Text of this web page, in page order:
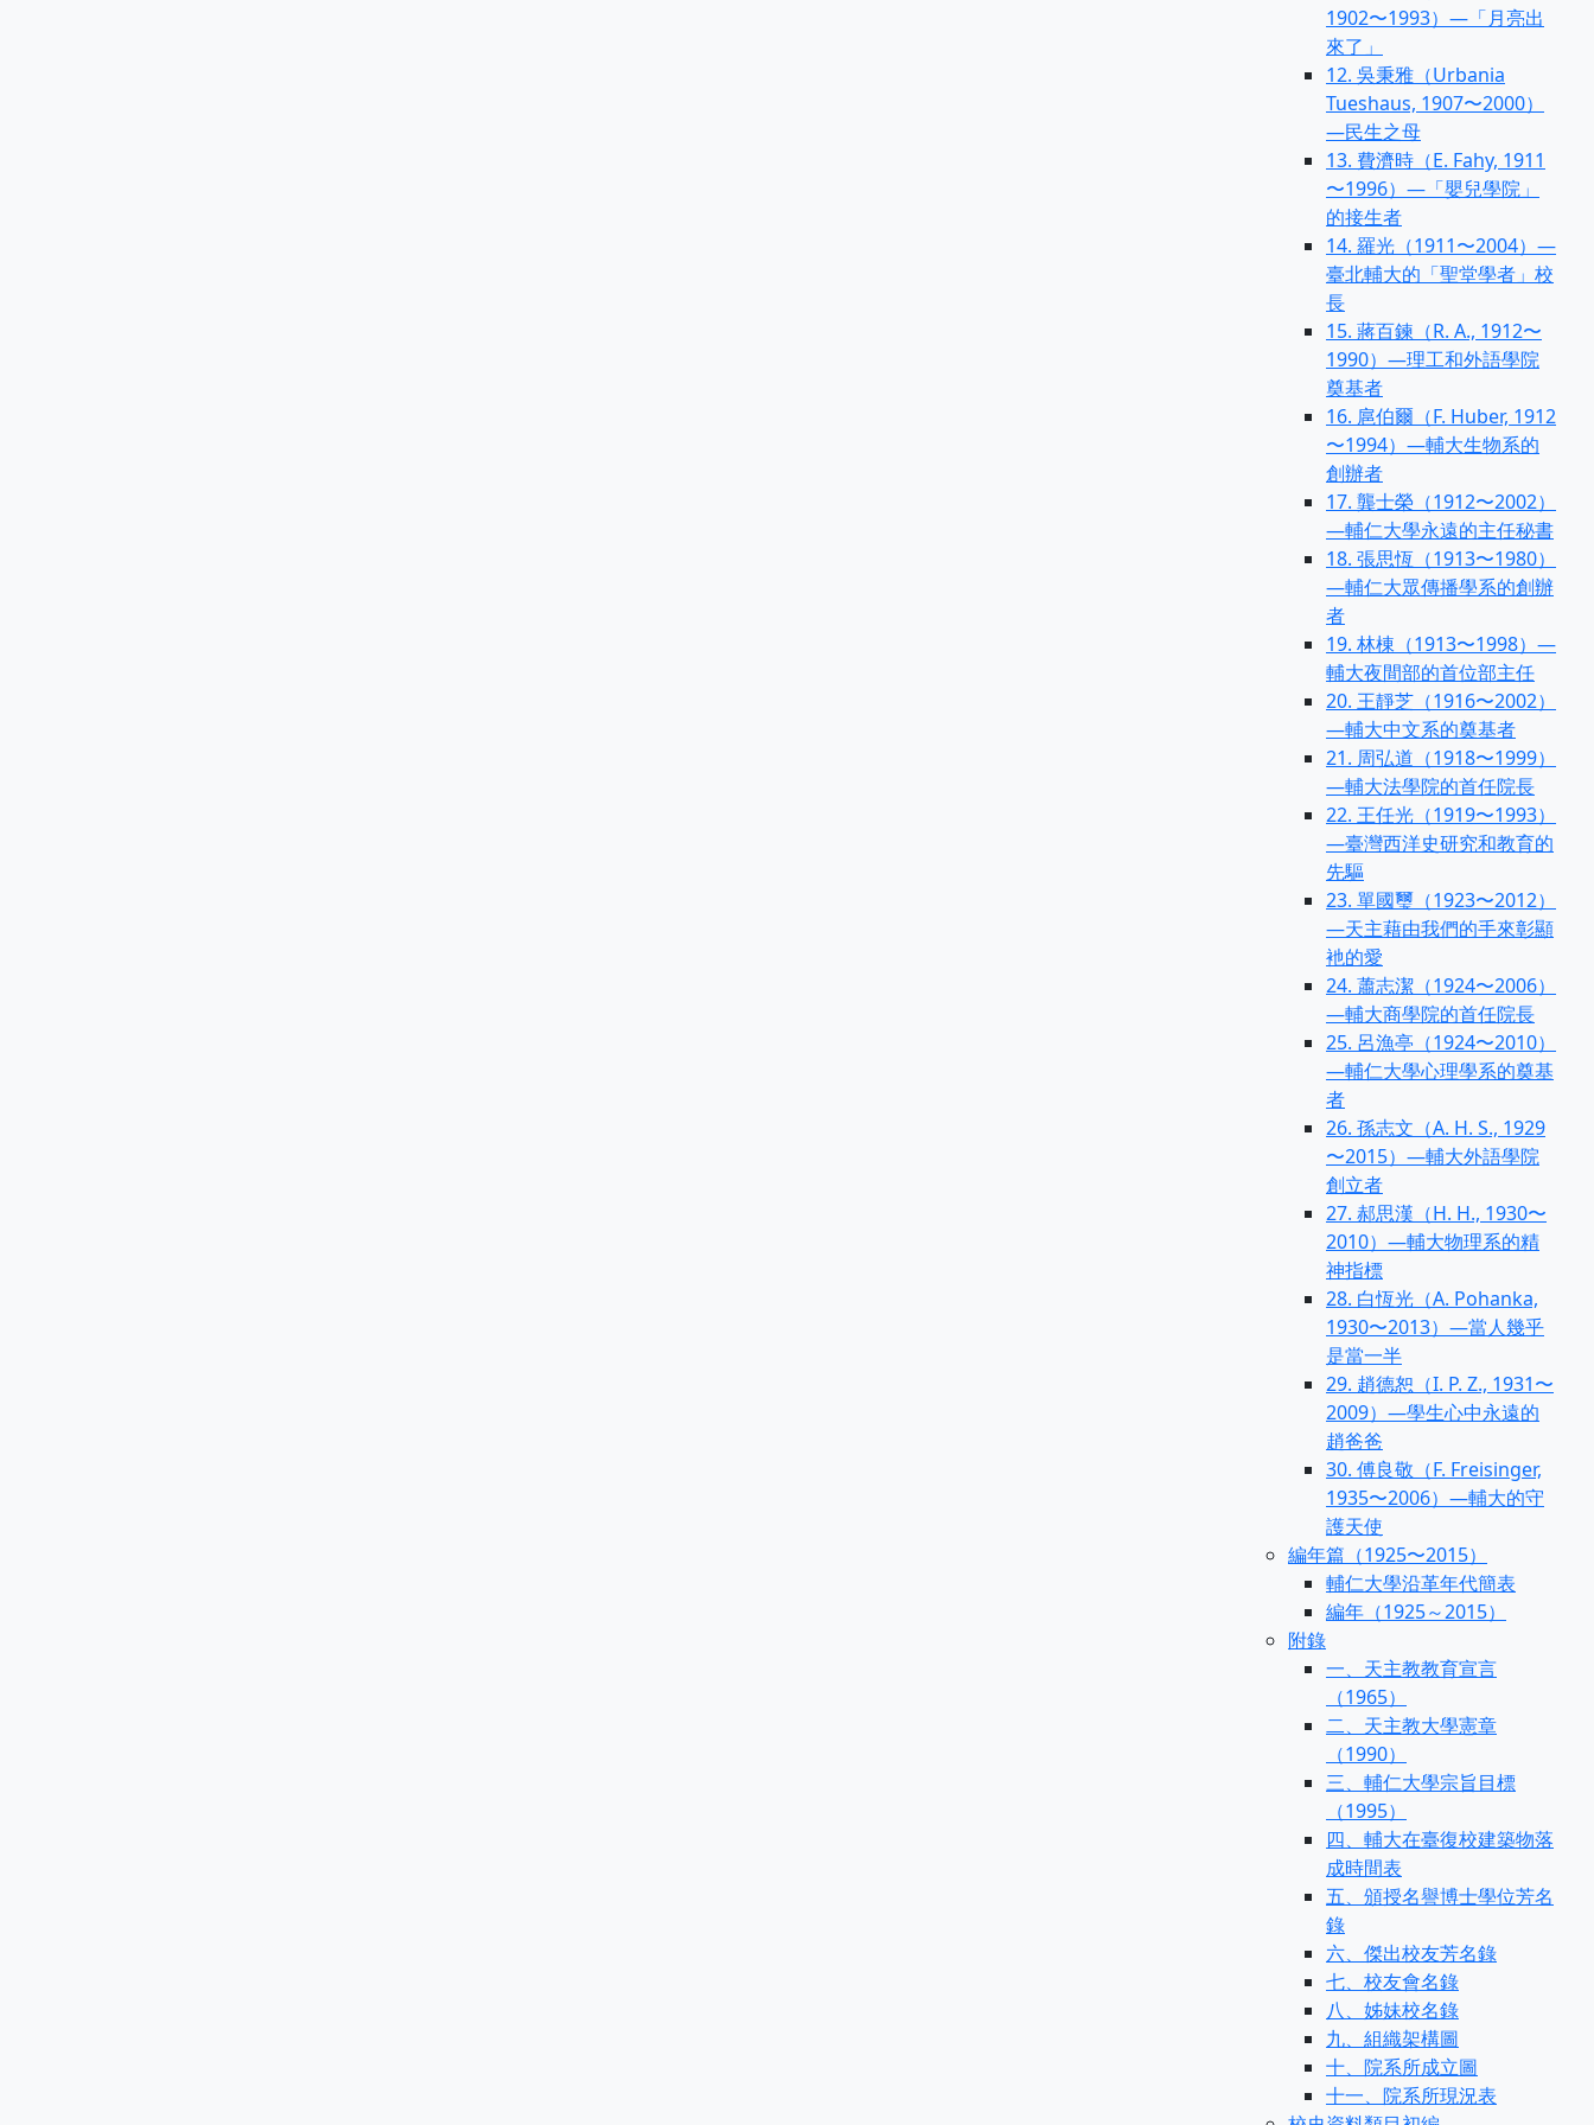
1902〜1993）—「月亮出
來了」
12. 吳秉雅（Urbania
Tueshaus, 1907〜2000）
—民生之母
13. 費濟時（E. Fahy, 1911
〜1996）—「嬰兒學院」
的接生者
14. 羅光（1911〜2004）—
臺北輔大的「聖堂學者」校
長
15. 蔣百鍊（R. A., 1912〜
1990）—理工和外語學院
奠基者
16. 扈伯爾（F. Huber, 1912
〜1994）—輔大生物系的
創辦者
17. 龔士榮（1912〜2002）
—輔仁大學永遠的主任秘書
18. 張思恆（1913〜1980）
—輔仁大眾傳播學系的創辦
者
19. 林棟（1913〜1998）—
輔大夜間部的首位部主任
20. 王靜芝（1916〜2002）
—輔大中文系的奠基者
21. 周弘道（1918〜1999）
—輔大法學院的首任院長
22. 王任光（1919〜1993）
—臺灣西洋史研究和教育的
先驅
23. 單國璽（1923〜2012）
—天主藉由我們的手來彰顯
衪的愛
24. 蕭志潔（1924〜2006）
—輔大商學院的首任院長
25. 呂漁亭（1924〜2010）
—輔仁大學心理學系的奠基
者
26. 孫志文（A. H. S., 1929
〜2015）—輔大外語學院
創立者
27. 郝思漢（H. H., 1930〜
2010）—輔大物理系的精
神指標
28. 白恆光（A. Pohanka,
1930〜2013）—當人幾乎
是當一半
29. 趙德恕（I. P. Z., 1931〜
2009）—學生心中永遠的
趙爸爸
30. 傅良敬（F. Freisinger,
1935〜2006）—輔大的守
護天使
編年篇（1925〜2015）
輔仁大學沿革年代簡表
編年（1925～2015）
附錄
一、天主教教育宣言
（1965）
二、天主教大學憲章
（1990）
三、輔仁大學宗旨目標
（1995）
四、輔大在臺復校建築物落
成時間表
五、頒授名譽博士學位芳名
錄
六、傑出校友芳名錄
七、校友會名錄
八、姊妹校名錄
九、組織架構圖
十、院系所成立圖
十一、院系所現況表